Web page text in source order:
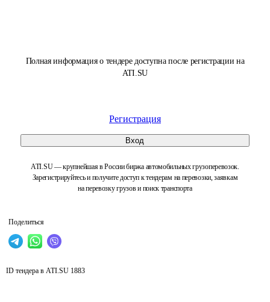
Полная информация о тендере доступна после регистрации на
ATI.SU
Регистрация
Вход
ATI.SU — крупнейшая в России биржа автомобильных грузоперевозок.
Зарегистрируйтесь и получите доступ к тендерам на перевозки, заявкам
на перевозку грузов и поиск транспорта
Поделиться
ID тендера в ATI.SU 1883